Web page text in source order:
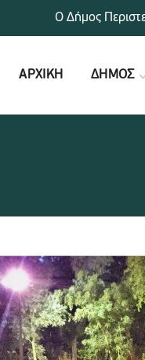
ΑΡΧΙΚΗ ΔΗΜΟΣ
Ο Δήμος